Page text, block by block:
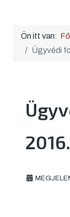
Ön itt van:
Ügyvédi